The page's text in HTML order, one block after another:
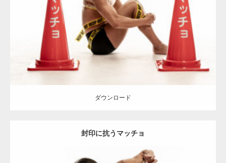
Category:カラーコーンとマッチョ その他 AKIHITO(細マッチョ)
ダウンロード
ダウンロード
封印に抗うマッチョ